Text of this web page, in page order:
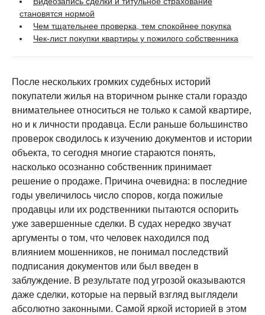
становятся нормой
Чем тщательнее проверка, тем спокойнее покупка
Чек-лист покупки квартиры у пожилого собственника
После нескольких громких судебных историй
покупатели жилья на вторичном рынке стали гораздо
внимательнее относиться не только к самой квартире,
но и к личности продавца. Если раньше большинство
проверок сводилось к изучению документов и истории
объекта, то сегодня многие стараются понять,
насколько осознанно собственник принимает
решение о продаже. Причина очевидна: в последние
годы увеличилось число споров, когда пожилые
продавцы или их родственники пытаются оспорить
уже завершенные сделки. В судах нередко звучат
аргументы о том, что человек находился под
влиянием мошенников, не понимал последствий
подписания документов или был введен в
заблуждение. В результате под угрозой оказываются
даже сделки, которые на первый взгляд выглядели
абсолютно законными. Самой яркой историей в этом